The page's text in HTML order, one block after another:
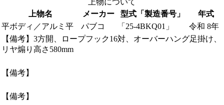
上物名
メーカー 型式「製造番号」
年式
平ボディ／アルミ平
パブコ 「25-4BKQ01」
令和 8年
【備考】3方開、ロープフック16対、オーバーハング足掛け、
リヤ煽り高さ580mm
【備考】
【備考】